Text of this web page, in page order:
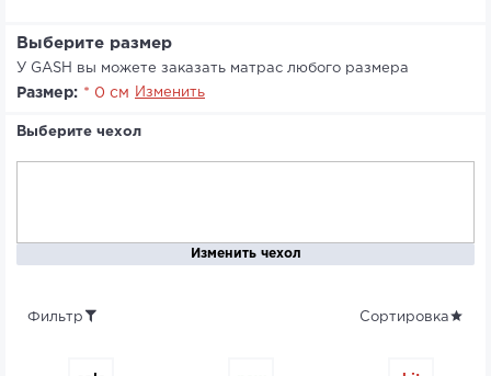
Выберите размер
У GASH вы можете заказать матрас любого размера
Размер: * 0 см Изменить
Выберите чехол
Изменить чехол
Фильтр Сортировка